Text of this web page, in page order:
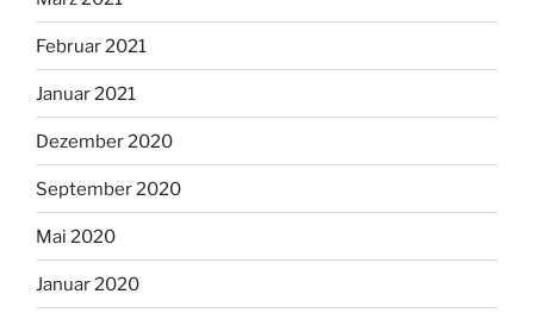
Februar 2021
Januar 2021
Dezember 2020
September 2020
Mai 2020
Januar 2020